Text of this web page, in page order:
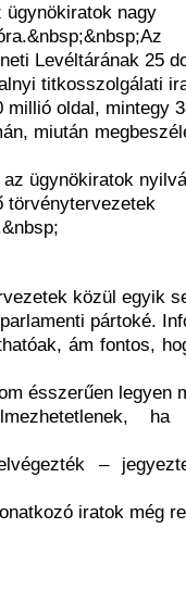
nagy
Levéltárának 25
titkosszolgálati
oldal, mintegy
miután
ügynökiratok
törvénytervezetek
közül egyik
pártoké.
ám fontos,
ésszerűen legyen
–
iratok még